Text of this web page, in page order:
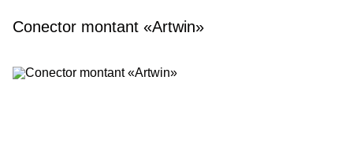
Conector montant «Artwin»